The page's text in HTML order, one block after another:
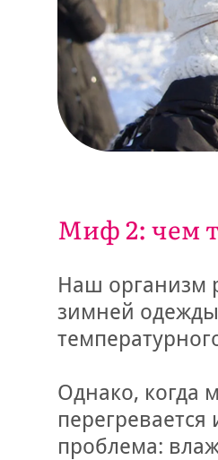
Миф 2: чем
Наш организм
зимней одежды
Однако, когда
проблема: